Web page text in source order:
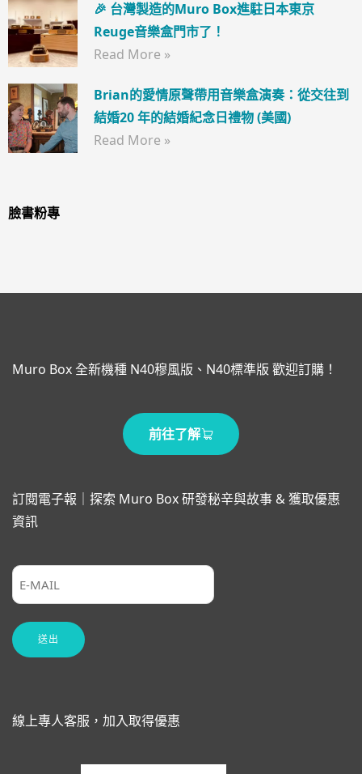
🎉 台灣製造的Muro Box進駐日本東京
Reuge音樂盒門市了！
Read More »
Brian的愛情原聲帶用音樂盒演奏：從交往到
結婚20 年的結婚紀念日禮物 (美國)
Read More »
臉書粉專
Muro Box 全新機種 N40穆風版、N40標準版 歡迎訂購！
前往了解
訂閱電子報｜探索 Muro Box 研發秘辛與故事 & 獲取優惠
資訊
線上專人客服，加入取得優惠